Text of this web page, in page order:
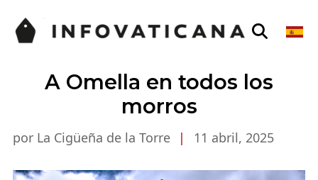
A Omella en todos los
morros
por La Cigüeña de la Torre | 11 abril, 2025